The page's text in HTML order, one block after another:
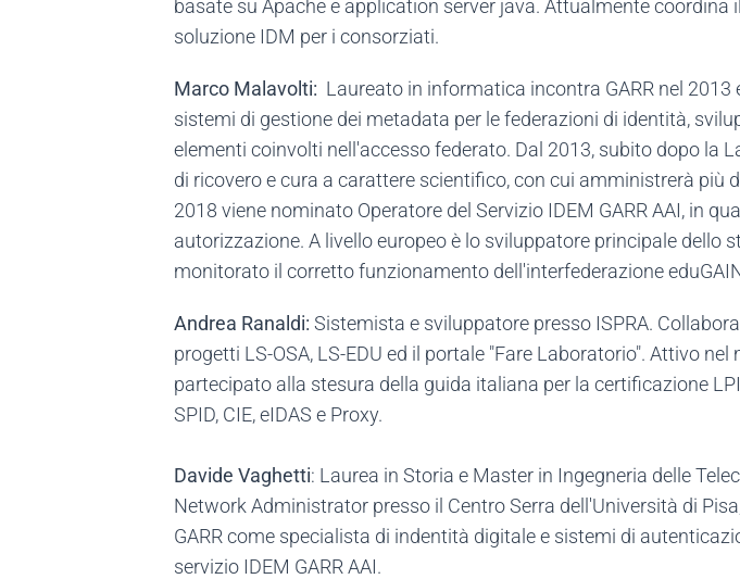
basate su Apache e application server java. Attualmente
soluzione IDM per i consorziati.
Marco Malavolti: Laureato in informatica incontra GARR nel
sistemi di gestione dei metadata per le federazioni di identità,
elementi coinvolti nell'accesso federato. Dal 2013, subito dopo la
di ricovero e cura a carattere scientifico, con cui amministrerà più
2018 viene nominato Operatore del Servizio IDEM GARR AAI, in
autorizzazione. A livello europeo è lo sviluppatore principale dello
monitorato il corretto funzionamento dell'interfederazione
Andrea Ranaldi: Sistemista e sviluppatore presso ISPRA.
progetti LS-OSA, LS-EDU ed il portale "Fare Laboratorio". Attivo
partecipato alla stesura della guida italiana per la certificazione
SPID, CIE, eIDAS e Proxy.
Davide Vaghetti: Laurea in Storia e Master in Ingegneria delle
Network Administrator presso il Centro Serra dell'Università di
GARR come specialista di indentità digitale e sistemi di
servizio IDEM GARR AAI.